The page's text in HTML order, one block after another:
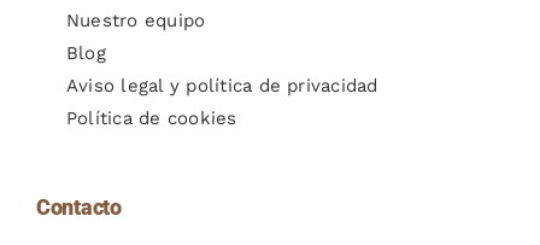
Nuestro equipo
Blog
Aviso legal y política de privacidad
Política de cookies
Contacto